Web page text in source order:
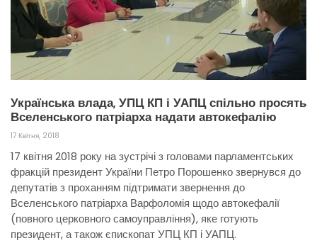
Українська влада, УПЦ КП і УАПЦ спільно просять
Вселенського патріарха надати автокефалію
17 Квітня, 2018
17 квітня 2018 року на зустрічі з головами парламентських
фракцій президент України Петро Порошенко звернувся до
депутатів з проханням підтримати звернення до
Вселенського патріарха Варфоломія щодо автокефалії
(повного церковного самоуправління), яке готують
президент, а також єпископат УПЦ КП і УАПЦ.